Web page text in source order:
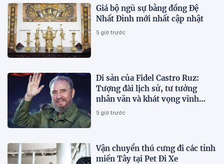
Giá bộ ngũ sự bằng đồng Đệ
Nhất Đỉnh mới nhất cập nhật
5 giờ trước
Di sản của Fidel Castro Ruz:
Tượng đài lịch sử, tư tưởng
nhân văn và khát vọng vĩnh
hằng
5 giờ trước
Vận chuyển thú cưng đi các tỉnh
miền Tây tại Pet Đi Xe